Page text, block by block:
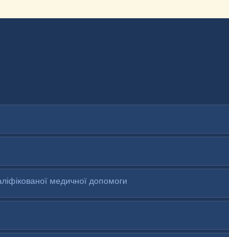
медичної допомоги